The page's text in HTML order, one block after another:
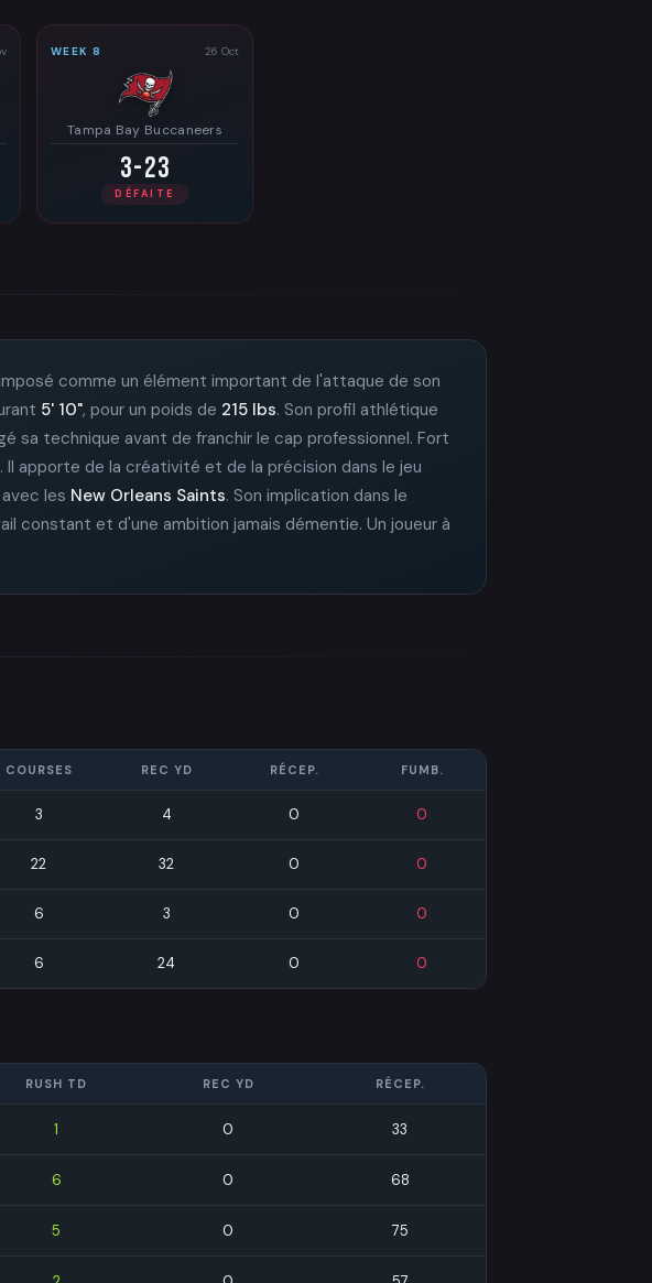
WEEK 8 26 Oct
Tampa Bay Buccaneers
3-23
DÉFAITE
comme un élément important de l'attaque de son
5' 10", pour un poids de 215 lbs. Son profil athlétique
sa technique avant de franchir le cap professionnel. Fort
apporte de la créativité et de la précision dans le jeu
les New Orleans Saints. Son implication dans le
constant et d'une ambition jamais démentie. Un joueur à
COURSES REC YD RÉCEP. FUMB.
3 4 0 0
22 32 0 0
6 3 0 0
6 24 0 0
RUSH TD REC YD RÉCEP.
1 0 33
6 0 68
5 0 75